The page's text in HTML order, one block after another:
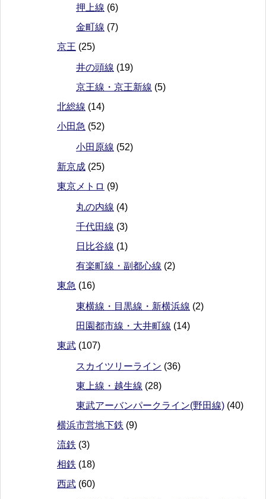
押上線 (6)
金町線 (7)
京王 (25)
井の頭線 (19)
京王線・京王新線 (5)
北総線 (14)
小田急 (52)
小田原線 (52)
新京成 (25)
東京メトロ (9)
丸の内線 (4)
千代田線 (3)
日比谷線 (1)
有楽町線・副都心線 (2)
東急 (16)
東横線・目黒線・新横浜線 (2)
田園都市線・大井町線 (14)
東武 (107)
スカイツリーライン (36)
東上線・越生線 (28)
東武アーバンパークライン(野田線) (40)
横浜市営地下鉄 (9)
流鉄 (3)
相鉄 (18)
西武 (60)